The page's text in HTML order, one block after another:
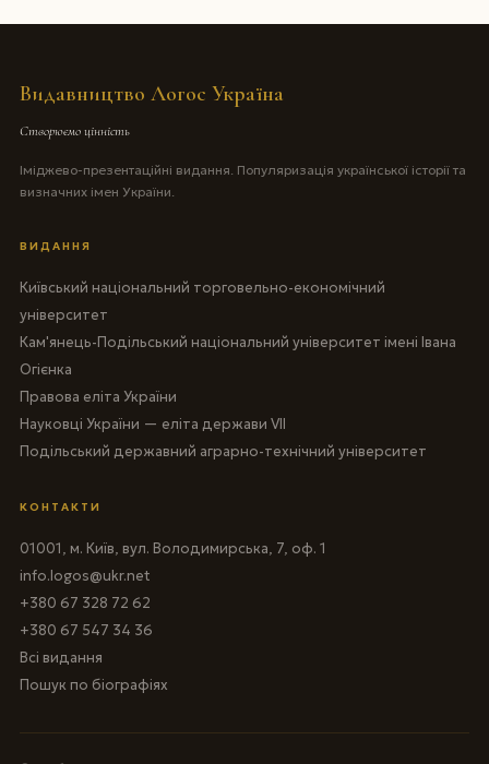
Видавництво Логос Україна
Створюємо цінність
Іміджево-презентаційні видання. Популяризація української історії та
визначних імен України.
ВИДАННЯ
Київський національний торговельно-економічний
університет
Кам'янець-Подільський національний університет імені Івана
Огієнка
Правова еліта України
Науковці України — еліта держави VII
Подільський державний аграрно-технічний університет
КОНТАКТИ
01001, м. Київ, вул. Володимирська, 7, оф. 1
info.logos@ukr.net
+380 67 328 72 62
+380 67 547 34 36
Всі видання
Пошук по біографіях